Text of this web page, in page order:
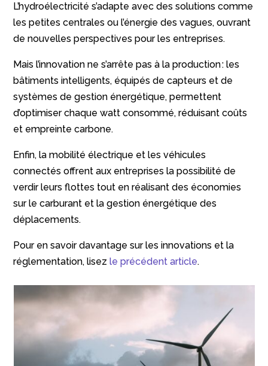
L’hydroélectricité s’adapte avec des solutions comme
les petites centrales ou l’énergie des vagues, ouvrant
de nouvelles perspectives pour les entreprises.
Mais l’innovation ne s’arrête pas à la production : les
bâtiments intelligents, équipés de capteurs et de
systèmes de gestion énergétique, permettent
d’optimiser chaque watt consommé, réduisant coûts
et empreinte carbone.
Enfin, la mobilité électrique et les véhicules
connectés offrent aux entreprises la possibilité de
verdir leurs flottes tout en réalisant des économies
sur le carburant et la gestion énergétique des
déplacements.
Pour en savoir davantage sur les innovations et la
réglementation, lisezle précédent article.